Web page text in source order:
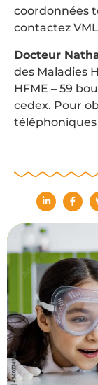
coordonnées
contactez
Docteur
des Maladies
HFME – 59
cedex. Pour